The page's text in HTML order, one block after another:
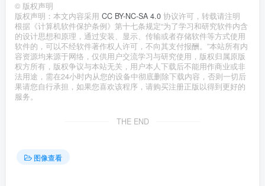
© 版权声明
版权声明：本文内容采用 CC BY-NC-SA 4.0 协议许可，转载请注明
根据《计算机软件保护条例》第十七条规定“为了学习和研究软件内含
的设计思想和原理，通过安装、显示、传输或者存储软件等方式使用
软件的，可以不经软件著作权人许可，不向其支付报酬。”本站所有内
容资源均来源于网络，仅供用户交流学习与研究使用，版权归属原版
权方所有，版权争议与本站无关，用户本人下载后不能用作商业或非
法用途，需在24小时内从您的设备中彻底删除下载内容，否则一切后
果请您自行承担，如果您喜欢该程序，请购买注册正版以得到更好的
服务。
THE END
图像查看